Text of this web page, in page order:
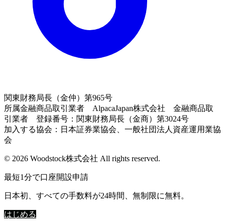
関東財務局長（金仲）第965号
所属金融商品取引業者 AlpacaJapan株式会社 金融商品取
引業者 登録番号：関東財務局長（金商）第3024号
加入する協会：日本証券業協会、一般社団法人資産運用業協
会
© 2026 Woodstock株式会社 All rights reserved.
最短1分で口座開設申請
日本初、すべての手数料が24時間、無制限に無料。
はじめる